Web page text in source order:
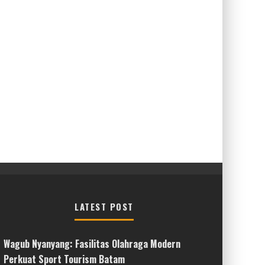
LATEST POST
Wagub Nyanyang: Fasilitas Olahraga Modern
Perkuat Sport Tourism Batam